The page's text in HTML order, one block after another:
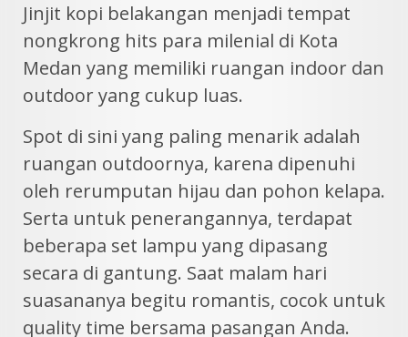
Jinjit kopi belakangan menjadi tempat
nongkrong hits para milenial di Kota
Medan yang memiliki ruangan indoor dan
outdoor yang cukup luas.
Spot di sini yang paling menarik adalah
ruangan outdoornya, karena dipenuhi
oleh rerumputan hijau dan pohon kelapa.
Serta untuk penerangannya, terdapat
beberapa set lampu yang dipasang
secara di gantung. Saat malam hari
suasananya begitu romantis, cocok untuk
quality time bersama pasangan Anda.